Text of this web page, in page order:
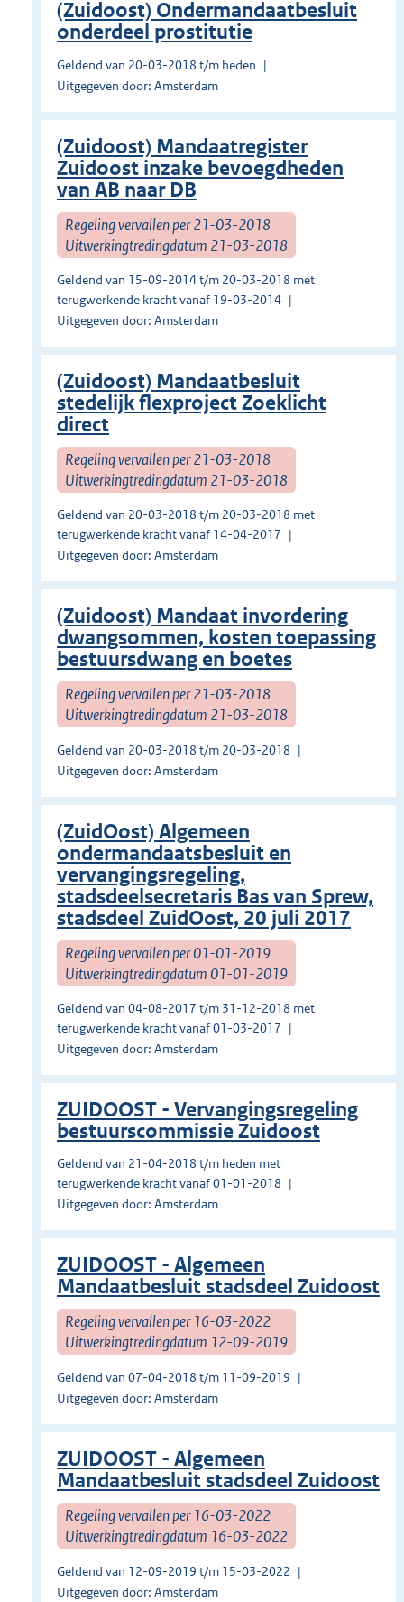
(Zuidoost) Ondermandaatbesluit
onderdeel prostitutie
Geldend van 20-03-2018 t/m heden
Uitgegeven door: Amsterdam
(Zuidoost) Mandaatregister
Zuidoost inzake bevoegdheden
van AB naar DB
Regeling vervallen per 21-03-2018
Uitwerkingtredingdatum 21-03-2018
Geldend van 15-09-2014 t/m 20-03-2018 met
terugwerkende kracht vanaf 19-03-2014
Uitgegeven door: Amsterdam
(Zuidoost) Mandaatbesluit
stedelijk flexproject Zoeklicht
direct
Regeling vervallen per 21-03-2018
Uitwerkingtredingdatum 21-03-2018
Geldend van 20-03-2018 t/m 20-03-2018 met
terugwerkende kracht vanaf 14-04-2017
Uitgegeven door: Amsterdam
(Zuidoost) Mandaat invordering
dwangsommen, kosten toepassing
bestuursdwang en boetes
Regeling vervallen per 21-03-2018
Uitwerkingtredingdatum 21-03-2018
Geldend van 20-03-2018 t/m 20-03-2018
Uitgegeven door: Amsterdam
(ZuidOost) Algemeen
ondermandaatsbesluit en
vervangingsregeling,
stadsdeelsecretaris Bas van Sprew,
stadsdeel ZuidOost, 20 juli 2017
Regeling vervallen per 01-01-2019
Uitwerkingtredingdatum 01-01-2019
Geldend van 04-08-2017 t/m 31-12-2018 met
terugwerkende kracht vanaf 01-03-2017
Uitgegeven door: Amsterdam
ZUIDOOST - Vervangingsregeling
bestuurscommissie Zuidoost
Geldend van 21-04-2018 t/m heden met
terugwerkende kracht vanaf 01-01-2018
Uitgegeven door: Amsterdam
ZUIDOOST - Algemeen
Mandaatbesluit stadsdeel Zuidoost
Regeling vervallen per 16-03-2022
Uitwerkingtredingdatum 12-09-2019
Geldend van 07-04-2018 t/m 11-09-2019
Uitgegeven door: Amsterdam
ZUIDOOST - Algemeen
Mandaatbesluit stadsdeel Zuidoost
Regeling vervallen per 16-03-2022
Uitwerkingtredingdatum 16-03-2022
Geldend van 12-09-2019 t/m 15-03-2022
Uitgegeven door: Amsterdam